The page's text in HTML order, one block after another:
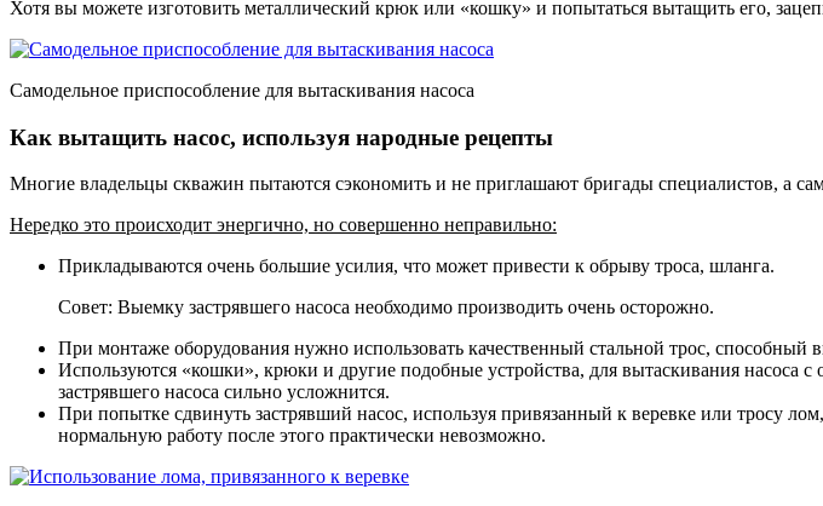
Хотя вы можете изготовить металлический крюк или «кошку» и попытаться вытащить его,
Самодельное приспособление для вытаскивания насоса
Как вытащить насос, используя народные рецепты
Многие владельцы скважин пытаются сэкономить и не приглашают бригады специалистов, а
Нередко это происходит энергично, но совершенно неправильно:
Прикладываются очень большие усилия, что может привести к обрыву троса, шланга.
Совет: Выемку застрявшего насоса необходимо производить очень осторожно.
При монтаже оборудования нужно использовать качественный стальной трос,
Используются «кошки», крюки и другие подобные устройства, для вытаскивания насоса
застрявшего насоса сильно усложнится.
При попытке сдвинуть застрявший насос, используя привязанный к веревке или тросу
нормальную работу после этого практически невозможно.